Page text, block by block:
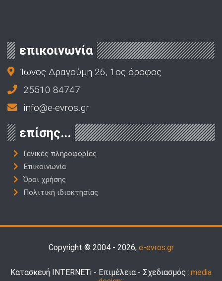
επικοινωνία
Ίωνος Δραγούμη 26, 1ος όροφος
25510 84747
info@e-evros.gr
επίσης...
Γενικές πληροφορίες
Επικοινωνία
Όροι χρήσης
Πολιτική ιδιοκτησίας
Copyright © 2004 - 2026, e-evros.gr
Κατασκευή INTERNETi - Επιμέλεια - Σχεδιασμός ::media